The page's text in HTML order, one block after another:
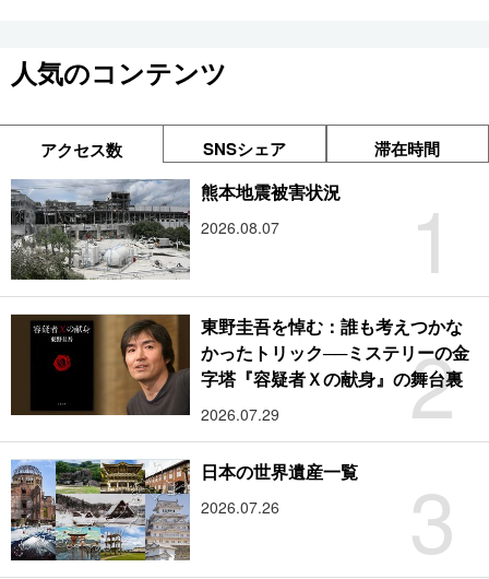
人気のコンテンツ
アクセス数 SNSシェア 滞在時間
1
熊本地震被害状況
2026.08.07
2
東野圭吾を悼む：誰も考えつかな
かったトリック──ミステリーの金
字塔『容疑者Ｘの献身』の舞台裏
2026.07.29
3
日本の世界遺産一覧
2026.07.26